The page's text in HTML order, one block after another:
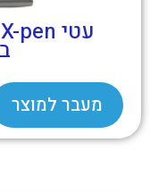
מעבר למוצר